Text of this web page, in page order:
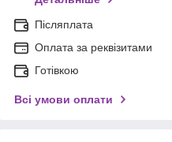
Післяплата
Оплата за реквізитами
Готівкою
Всі умови оплати